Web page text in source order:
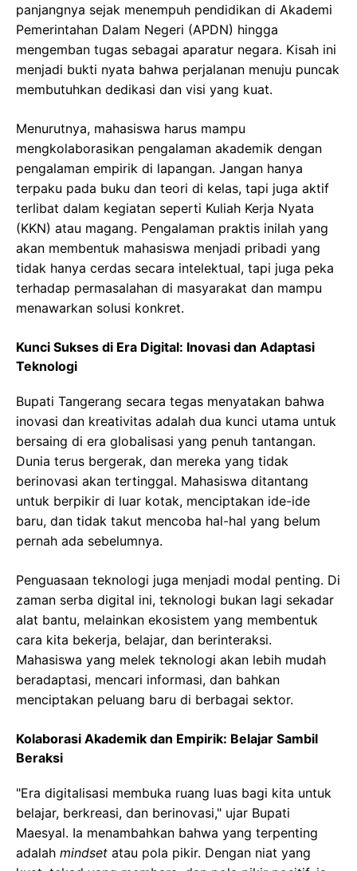
panjangnya sejak menempuh pendidikan di Akademi
Pemerintahan Dalam Negeri (APDN) hingga
mengemban tugas sebagai aparatur negara. Kisah ini
menjadi bukti nyata bahwa perjalanan menuju puncak
membutuhkan dedikasi dan visi yang kuat.
Menurutnya, mahasiswa harus mampu
mengkolaborasikan pengalaman akademik dengan
pengalaman empirik di lapangan. Jangan hanya
terpaku pada buku dan teori di kelas, tapi juga aktif
terlibat dalam kegiatan seperti Kuliah Kerja Nyata
(KKN) atau magang. Pengalaman praktis inilah yang
akan membentuk mahasiswa menjadi pribadi yang
tidak hanya cerdas secara intelektual, tapi juga peka
terhadap permasalahan di masyarakat dan mampu
menawarkan solusi konkret.
Kunci Sukses di Era Digital: Inovasi dan Adaptasi
Teknologi
Bupati Tangerang secara tegas menyatakan bahwa
inovasi dan kreativitas adalah dua kunci utama untuk
bersaing di era globalisasi yang penuh tantangan.
Dunia terus bergerak, dan mereka yang tidak
berinovasi akan tertinggal. Mahasiswa ditantang
untuk berpikir di luar kotak, menciptakan ide-ide
baru, dan tidak takut mencoba hal-hal yang belum
pernah ada sebelumnya.
Penguasaan teknologi juga menjadi modal penting. Di
zaman serba digital ini, teknologi bukan lagi sekadar
alat bantu, melainkan ekosistem yang membentuk
cara kita bekerja, belajar, dan berinteraksi.
Mahasiswa yang melek teknologi akan lebih mudah
beradaptasi, mencari informasi, dan bahkan
menciptakan peluang baru di berbagai sektor.
Kolaborasi Akademik dan Empirik: Belajar Sambil
Beraksi
"Era digitalisasi membuka ruang luas bagi kita untuk
belajar, berkreasi, dan berinovasi," ujar Bupati
Maesyal. Ia menambahkan bahwa yang terpenting
adalah mindset atau pola pikir. Dengan niat yang